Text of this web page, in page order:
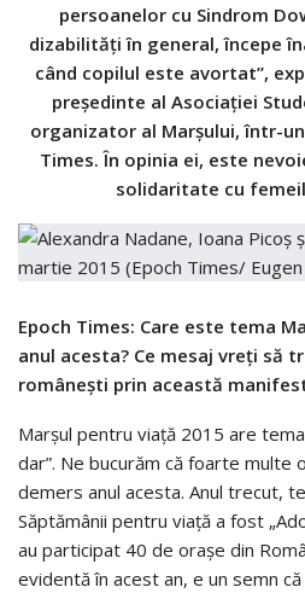
persoanelor cu Sindrom
dizabilităţi în general, începe
când copilul este avortat”,
preşedinte al Asociaţiei
organizator al Marşului, într-
Times. În opinia ei, este
solidaritate cu
Epoch Times: Care este tema
anul acesta? Ce mesaj vreţi să
româneşti prin această
Marşul pentru viaţă 2015 are
dar”. Ne bucurăm că foarte multe
demers anul acesta. Anul trecut,
Săptămânii pentru viaţă a fost
au participat 40 de oraşe din
evidentă în acest an, e un semn